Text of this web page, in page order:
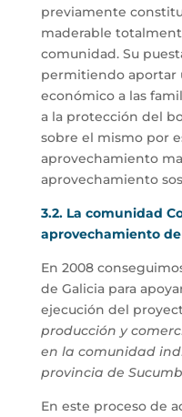
previamente
maderable
comunidad. Su
permitiendo aportar
económico a las
a la protección del
sobre el mismo por
aprovechamiento
aprovechamiento
3.2. La comunidad
aprovechamiento
En 2008
de Galicia para
ejecución del
producción y
en la comunidad
provincia de
En este proceso de